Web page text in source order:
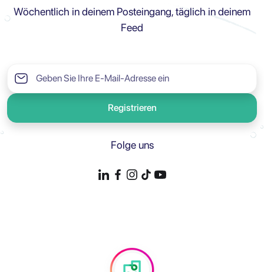
Wöchentlich in deinem Posteingang, täglich in deinem
Feed
Registrieren
Folge uns